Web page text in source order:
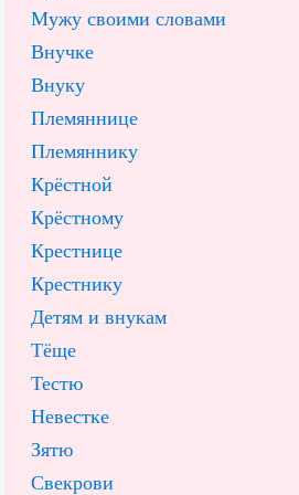
Мужу своими словами
Внучке
Внуку
Племяннице
Племяннику
Крёстной
Крёстному
Крестнице
Крестнику
Детям и внукам
Тёще
Тестю
Невестке
Зятю
Свекрови